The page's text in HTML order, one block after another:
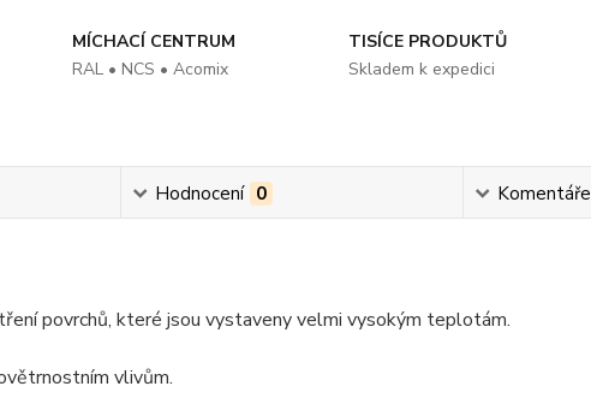
MÍCHACÍ CENTRUM
RAL • NCS • Acomix
TISÍCE PRODUKTŮ
Skladem k expedici
Hodnocení 0 Komentáře
povrchů, které jsou vystaveny velmi vysokým teplotám.
vlivům.